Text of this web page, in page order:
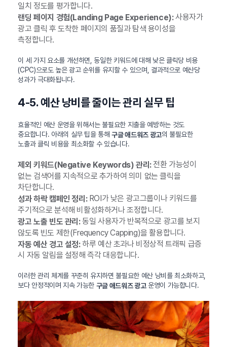
일치 정도를 평가합니다.
랜딩 페이지 경험(Landing Page Experience):사용자가
광고 클릭 후 도착한 페이지의 품질과 탐색 용이성을
측정합니다.
이 세 가지 요소를 개선하면, 동일한 키워드에 대해 낮은 클릭당 비용
(CPC)으로도 높은 광고 순위를 유지할 수 있으며, 결과적으로 예산당
성과가 극대화됩니다.
4-5. 예산 낭비를 줄이는 관리 실무 팁
효율적인 예산 운영을 위해서는 불필요한 지출을 예방하는 것도
중요합니다. 아래의 실무 팁을 통해구글 애드워즈 광고의 불필요한
노출과 클릭 비용을 최소화할 수 있습니다.
제외 키워드(Negative Keywords) 관리:전환 가능성이
없는 검색어를 지속적으로 추가하여 의미 없는 클릭을
차단합니다.
성과 하락 캠페인 정리:ROI가 낮은 광고그룹이나 키워드를
주기적으로 분석해 비활성화하거나 조정합니다.
광고 노출 빈도 관리:동일 사용자가 반복적으로 광고를 보지
않도록 빈도 제한(Frequency Capping)을 활용합니다.
자동 예산 경고 설정:하루 예산 초과나 비정상적 트래픽 급증
시 자동 알림을 설정해 즉각 대응합니다.
이러한 관리 체계를 꾸준히 유지하면 불필요한 예산 낭비를 최소화하고,
보다 안정적이며 지속 가능한 구글 애드워즈 광고운영이 가능합니다.